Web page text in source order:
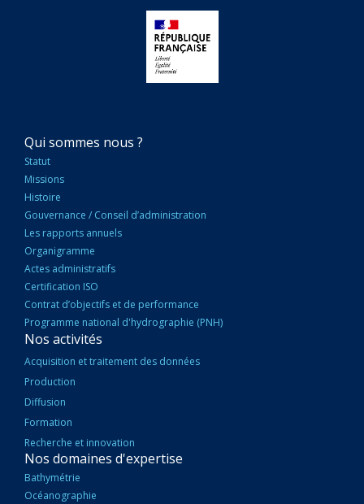
NAVIGATION
PRINCIPALE
Qui sommes nous ?
Statut
Missions
Histoire
Gouvernance / Conseil d’administration
Les rapports annuels
Organigramme
Actes administratifs
Certification ISO
Contrat d’objectifs et de performance
Programme national d'hydrographie (PNH)
Nos activités
Acquisition et traitement des données
Production
Diffusion
Formation
Recherche et innovation
Nos domaines d'expertise
Bathymétrie
Océanographie